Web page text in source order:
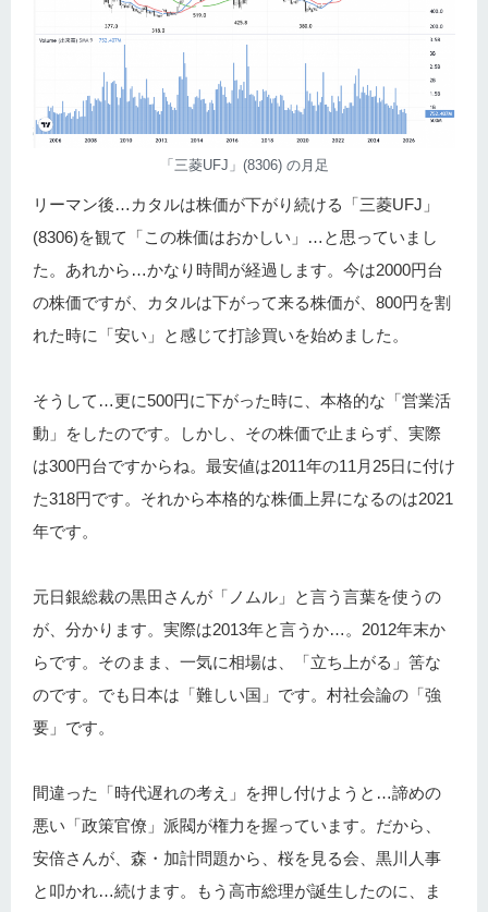
「三菱UFJ」(8306) の月足
リーマン後…カタルは株価が下がり続ける「三菱UFJ」
(8306)を観て「この株価はおかしい」…と思っていまし
た。あれから…かなり時間が経過します。今は2000円台
の株価ですが、カタルは下がって来る株価が、800円を割
れた時に「安い」と感じて打診買いを始めました。
そうして…更に500円に下がった時に、本格的な「営業活
動」をしたのです。しかし、その株価で止まらず、実際
は300円台ですからね。最安値は2011年の11月25日に付け
た318円です。それから本格的な株価上昇になるのは2021
年です。
元日銀総裁の黒田さんが「ノムル」と言う言葉を使うの
が、分かります。実際は2013年と言うか…。2012年末か
らです。そのまま、一気に相場は、「立ち上がる」筈な
のです。でも日本は「難しい国」です。村社会論の「強
要」です。
間違った「時代遅れの考え」を押し付けようと…諦めの
悪い「政策官僚」派閥が権力を握っています。だから、
安倍さんが、森・加計問題から、桜を見る会、黒川人事
と叩かれ…続けます。もう高市総理が誕生したのに、ま